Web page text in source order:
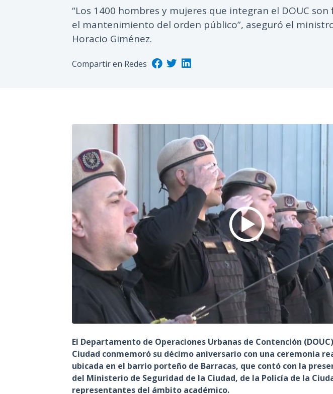
“Los 1400 hombres y mujeres que integran el DOUC
el mantenimiento del orden público”, aseguró el
Horacio Giménez.
Compartir en Redes
El Departamento de Operaciones Urbanas de Contención
Ciudad conmemoró su décimo aniversario con una ceremonia
ubicada en el barrio porteño de Barracas, que contó con la
del Ministerio de Seguridad de la Ciudad, de la Policía de la
representantes del ámbito académico.